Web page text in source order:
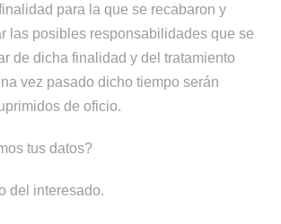
para la que se recabaron y
las posibles responsabilidades que se
de dicha finalidad y del tratamiento
vez pasado dicho tiempo serán
de oficio.
tus datos?
del interesado.